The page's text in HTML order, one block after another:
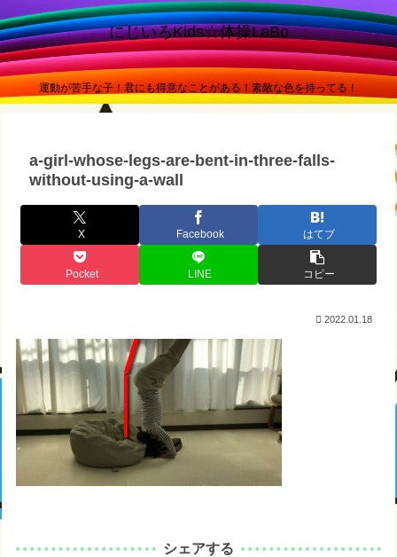
にじいろKids☆体操LaBo
運動が苦手な子！君にも得意なことがある！素敵な色を持ってる！
a-girl-whose-legs-are-bent-in-three-falls-
without-using-a-wall
X Facebook はてブ
Pocket LINE コピー
2022.01.18
シェアする